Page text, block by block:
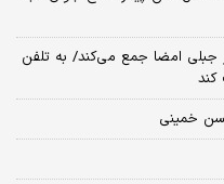
جبلی امضا جمع می‌کند/ به تلفن
کند
خمینی